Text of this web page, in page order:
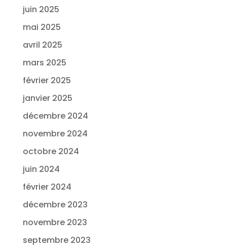
juin 2025
mai 2025
avril 2025
mars 2025
février 2025
janvier 2025
décembre 2024
novembre 2024
octobre 2024
juin 2024
février 2024
décembre 2023
novembre 2023
septembre 2023